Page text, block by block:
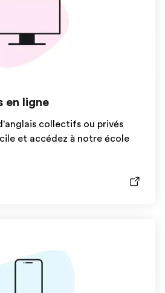
en ligne
collectifs ou privés
et accédez à notre école